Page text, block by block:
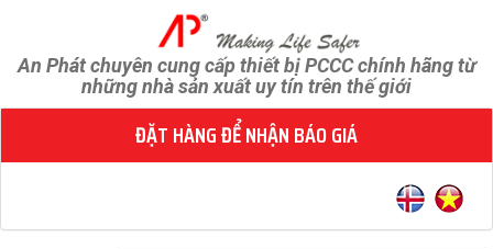
An Phát chuyên cung cấp thiết bị PCCC chính hãng từ
những nhà sản xuất uy tín trên thế giới
ĐẶT HÀNG ĐỂ NHẬN BÁO GIÁ